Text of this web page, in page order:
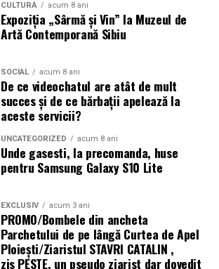
CULTURĂ acum 8 ani
Expoziția „Sârmă și Vin” la Muzeul de
Artă Contemporană Sibiu
SOCIAL acum 8 ani
De ce videochatul are atât de mult
succes și de ce bărbații apelează la
aceste servicii?
UNCATEGORIZED acum 8 ani
Unde gasesti, la precomanda, huse
pentru Samsung Galaxy S10 Lite
EXCLUSIV acum 3 ani
PROMO/Bombele din ancheta
Parchetului de pe lângă Curtea de Apel
Ploieşti/Ziaristul STAVRI CATALIN ,
zis PESTE, un pseudo ziarist dar dovedit